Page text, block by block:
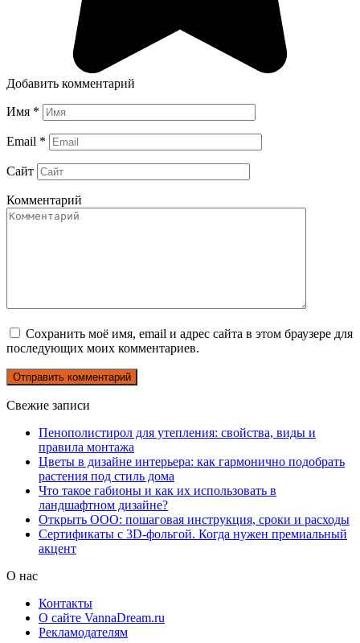
Добавить комментарий
Имя *
Email *
Сайт
Комментарий
Сохранить моё имя, email и адрес сайта в этом браузере для
последующих моих комментариев.
Свежие записи
Пенополистирол для утепления: свойства, виды и
правила монтажа
Цветы в дизайне интерьера: как гармонично подобрать
растения под стиль дома
Что такое габионы и как их использовать в
ландшафтном дизайне?
Открыть ООО: пошаговая инструкция, сроки и расходы
Сертификаты с 3D-фольгой. Когда нужен премиальный
акцент
О нас
Контакты
О сайте VannaDream.ru
Рекламодателям